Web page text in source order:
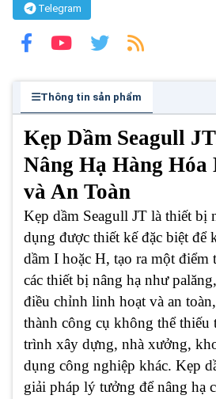
Telegram
Thông tin sản phẩm
Kẹp Dầm Seagull
Nâng Hạ Hàng
và An Toàn
Kẹp dầm Seagull JT là thiết bị
dụng được thiết kế đặc biệt để
dầm I hoặc H, tạo ra một điểm
các thiết bị nâng hạ như
điều chỉnh linh hoạt và an
thành công cụ không thể thiếu
trình xây dựng, nhà xưởng,
dụng công nghiệp khác. Kẹp
giải pháp lý tưởng để nâng hạ